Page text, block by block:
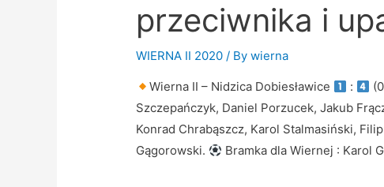
przeciwnika i
WIERNA II 2020 / Bywierna
Wierna II – Nidzica Dobiesławice :
Szczepańczyk, Daniel Porzucek, Jakub
Konrad Chrabąszcz, Karol Stalmasiński,
Gągorowski.
Bramka dla Wiernej : Karol